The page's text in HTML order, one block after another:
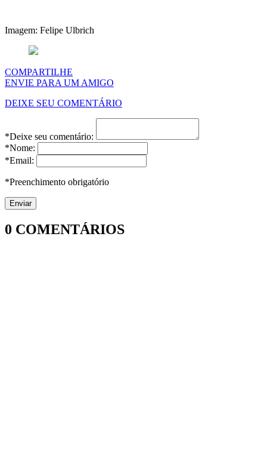
Imagem: Felipe Ulbrich
COMPARTILHE
ENVIE PARA UM AMIGO
DEIXE SEU COMENTÁRIO
*Deixe seu comentário:
*Nome:
*Email:
*Preenchimento obrigatório
0 COMENTÁRIOS